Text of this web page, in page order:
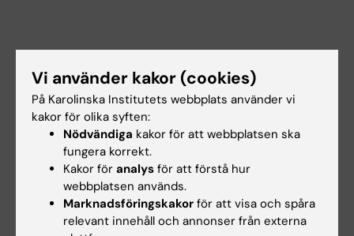
21 jul 2026
Sociala medier i
2 jul 2026
Stipendium för
Vi använder kakor (cookies)
På Karolinska Institutets webbplats använder vi
kakor för olika syften:
Nödvändiga kakor för att webbplatsen ska
fungera korrekt.
Kakor för analys för att förstå hur
webbplatsen används.
Marknadsföringskakor för att visa och spåra
relevant innehåll och annonser från externa